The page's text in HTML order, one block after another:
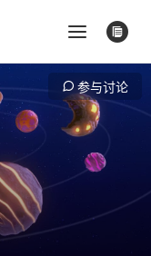
参与讨论